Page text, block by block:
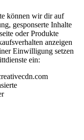
können wir dir auf
gesponserte Inhalte
oder Produkte
anzeigen
Einwilligung setzen
ein: